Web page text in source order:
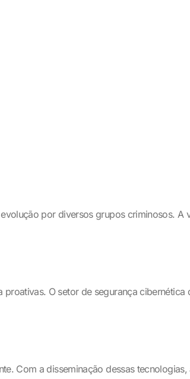
por diversos grupos criminosos. A
O setor de segurança
Com a disseminação dessas